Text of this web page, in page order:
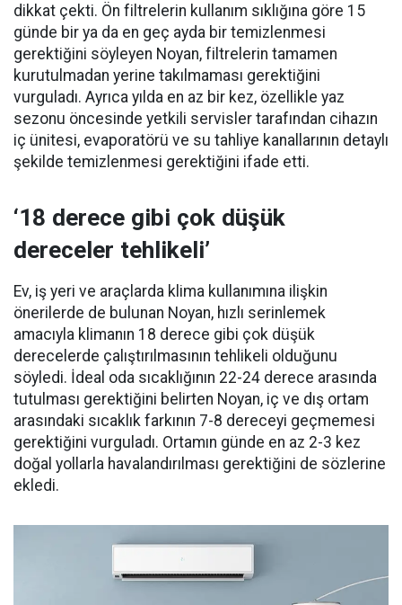
dikkat çekti. Ön filtrelerin kullanım sıklığına göre 15
günde bir ya da en geç ayda bir temizlenmesi
gerektiğini söyleyen Noyan, filtrelerin tamamen
kurutulmadan yerine takılmaması gerektiğini
vurguladı. Ayrıca yılda en az bir kez, özellikle yaz
sezonu öncesinde yetkili servisler tarafından cihazın
iç ünitesi, evaporatörü ve su tahliye kanallarının detaylı
şekilde temizlenmesi gerektiğini ifade etti.
‘18 derece gibi çok düşük
dereceler tehlikeli’
Ev, iş yeri ve araçlarda klima kullanımına ilişkin
önerilerde de bulunan Noyan, hızlı serinlemek
amacıyla klimanın 18 derece gibi çok düşük
derecelerde çalıştırılmasının tehlikeli olduğunu
söyledi. İdeal oda sıcaklığının 22-24 derece arasında
tutulması gerektiğini belirten Noyan, iç ve dış ortam
arasındaki sıcaklık farkının 7-8 dereceyi geçmemesi
gerektiğini vurguladı. Ortamın günde en az 2-3 kez
doğal yollarla havalandırılması gerektiğini de sözlerine
ekledi.